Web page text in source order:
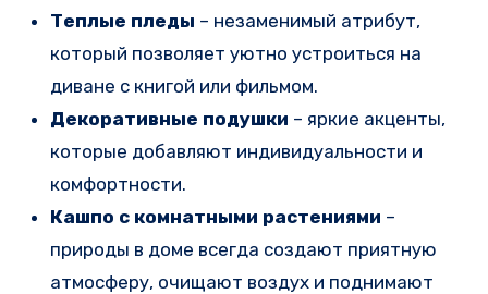
Теплые пледы – незаменимый атрибут,
который позволяет уютно устроиться на
диване с книгой или фильмом.
Декоративные подушки – яркие акценты,
которые добавляют индивидуальности и
комфортности.
Кашпо с комнатными растениями –
природы в доме всегда создают приятную
атмосферу, очищают воздух и поднимают